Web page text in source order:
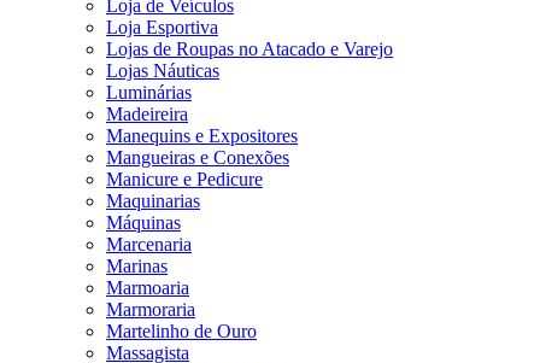
Loja de Veículos
Loja Esportiva
Lojas de Roupas no Atacado e Varejo
Lojas Náuticas
Luminárias
Madeireira
Manequins e Expositores
Mangueiras e Conexões
Manicure e Pedicure
Maquinarias
Máquinas
Marcenaria
Marinas
Marmoaria
Marmoraria
Martelinho de Ouro
Massagista